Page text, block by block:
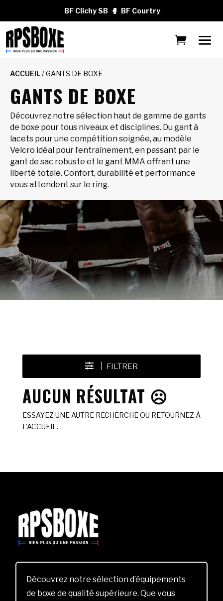
BF Clichy SB 🥊 BF Courtry
ACCUEIL/ GANTS DE BOXE
GANTS DE BOXE
Découvrez notre sélection haut de gamme de gants
de boxe pour tous niveaux et disciplines. Du gant à
lacets pour une compétition soignée, au modèle
Velcro idéal pour l’entraînement, en passant par le
gant de sac robuste et le gant MMA offrant une
liberté totale. Confort, durabilité et performance
vous attendent sur le ring.
FILTRER
AUCUN RÉSULTAT ☹️
ESSAYEZ UNE AUTRE RECHERCHE OU RETOURNEZ À
L'ACCUEIL.
Découvrez notre sélection d’équipements
de boxe de qualité supérieure. Que vous